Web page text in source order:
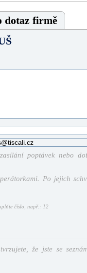
dotaz firmě
poptávek nebo
Po jejich
číslo, např.: 12
že jste se